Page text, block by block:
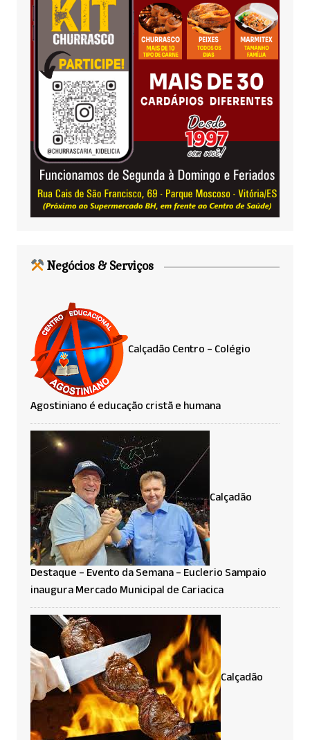
Negócios & Serviços
Calçadão Centro – Colégio
Agostiniano é educação cristã e humana
Calçadão
Destaque – Evento da Semana – Euclerio Sampaio
inaugura Mercado Municipal de Cariacica
Calçadão